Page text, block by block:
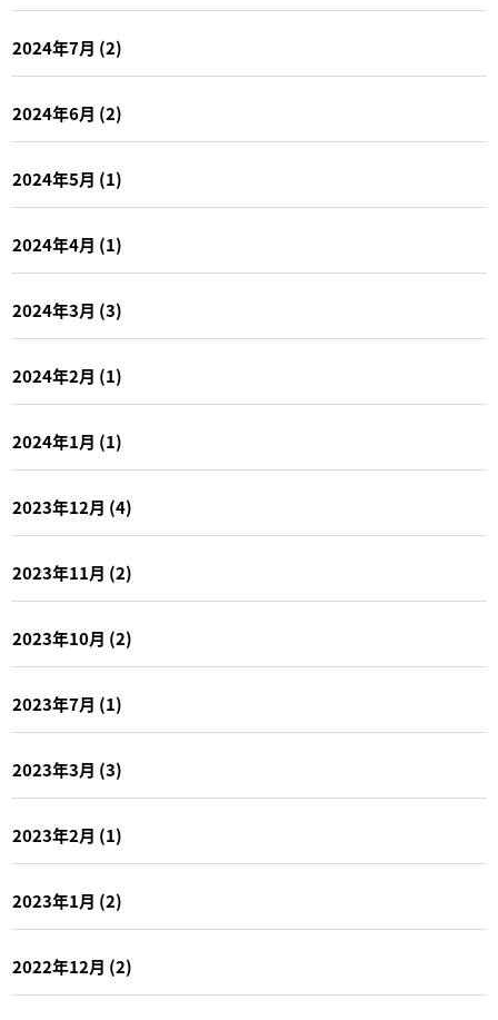
2024年7月 (2)
2024年6月 (2)
2024年5月 (1)
2024年4月 (1)
2024年3月 (3)
2024年2月 (1)
2024年1月 (1)
2023年12月 (4)
2023年11月 (2)
2023年10月 (2)
2023年7月 (1)
2023年3月 (3)
2023年2月 (1)
2023年1月 (2)
2022年12月 (2)